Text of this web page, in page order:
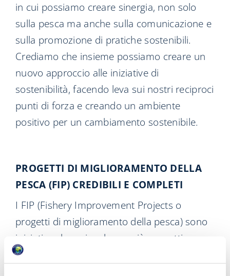
in cui possiamo creare sinergia, non solo
sulla pesca ma anche sulla comunicazione e
sulla promozione di pratiche sostenibili.
Crediamo che insieme possiamo creare un
nuovo approccio alle iniziative di
sostenibilità, facendo leva sui nostri reciproci
punti di forza e creando un ambiente
positivo per un cambiamento sostenibile.
PROGETTI DI MIGLIORAMENTO DELLA
PESCA (FIP) CREDIBILI E COMPLETI
I FIP (Fishery Improvement Projects o
progetti di miglioramento della pesca) sono
iniziative che coinvolgono più soggetti per
migliorare le pratiche di pesca e la gestione